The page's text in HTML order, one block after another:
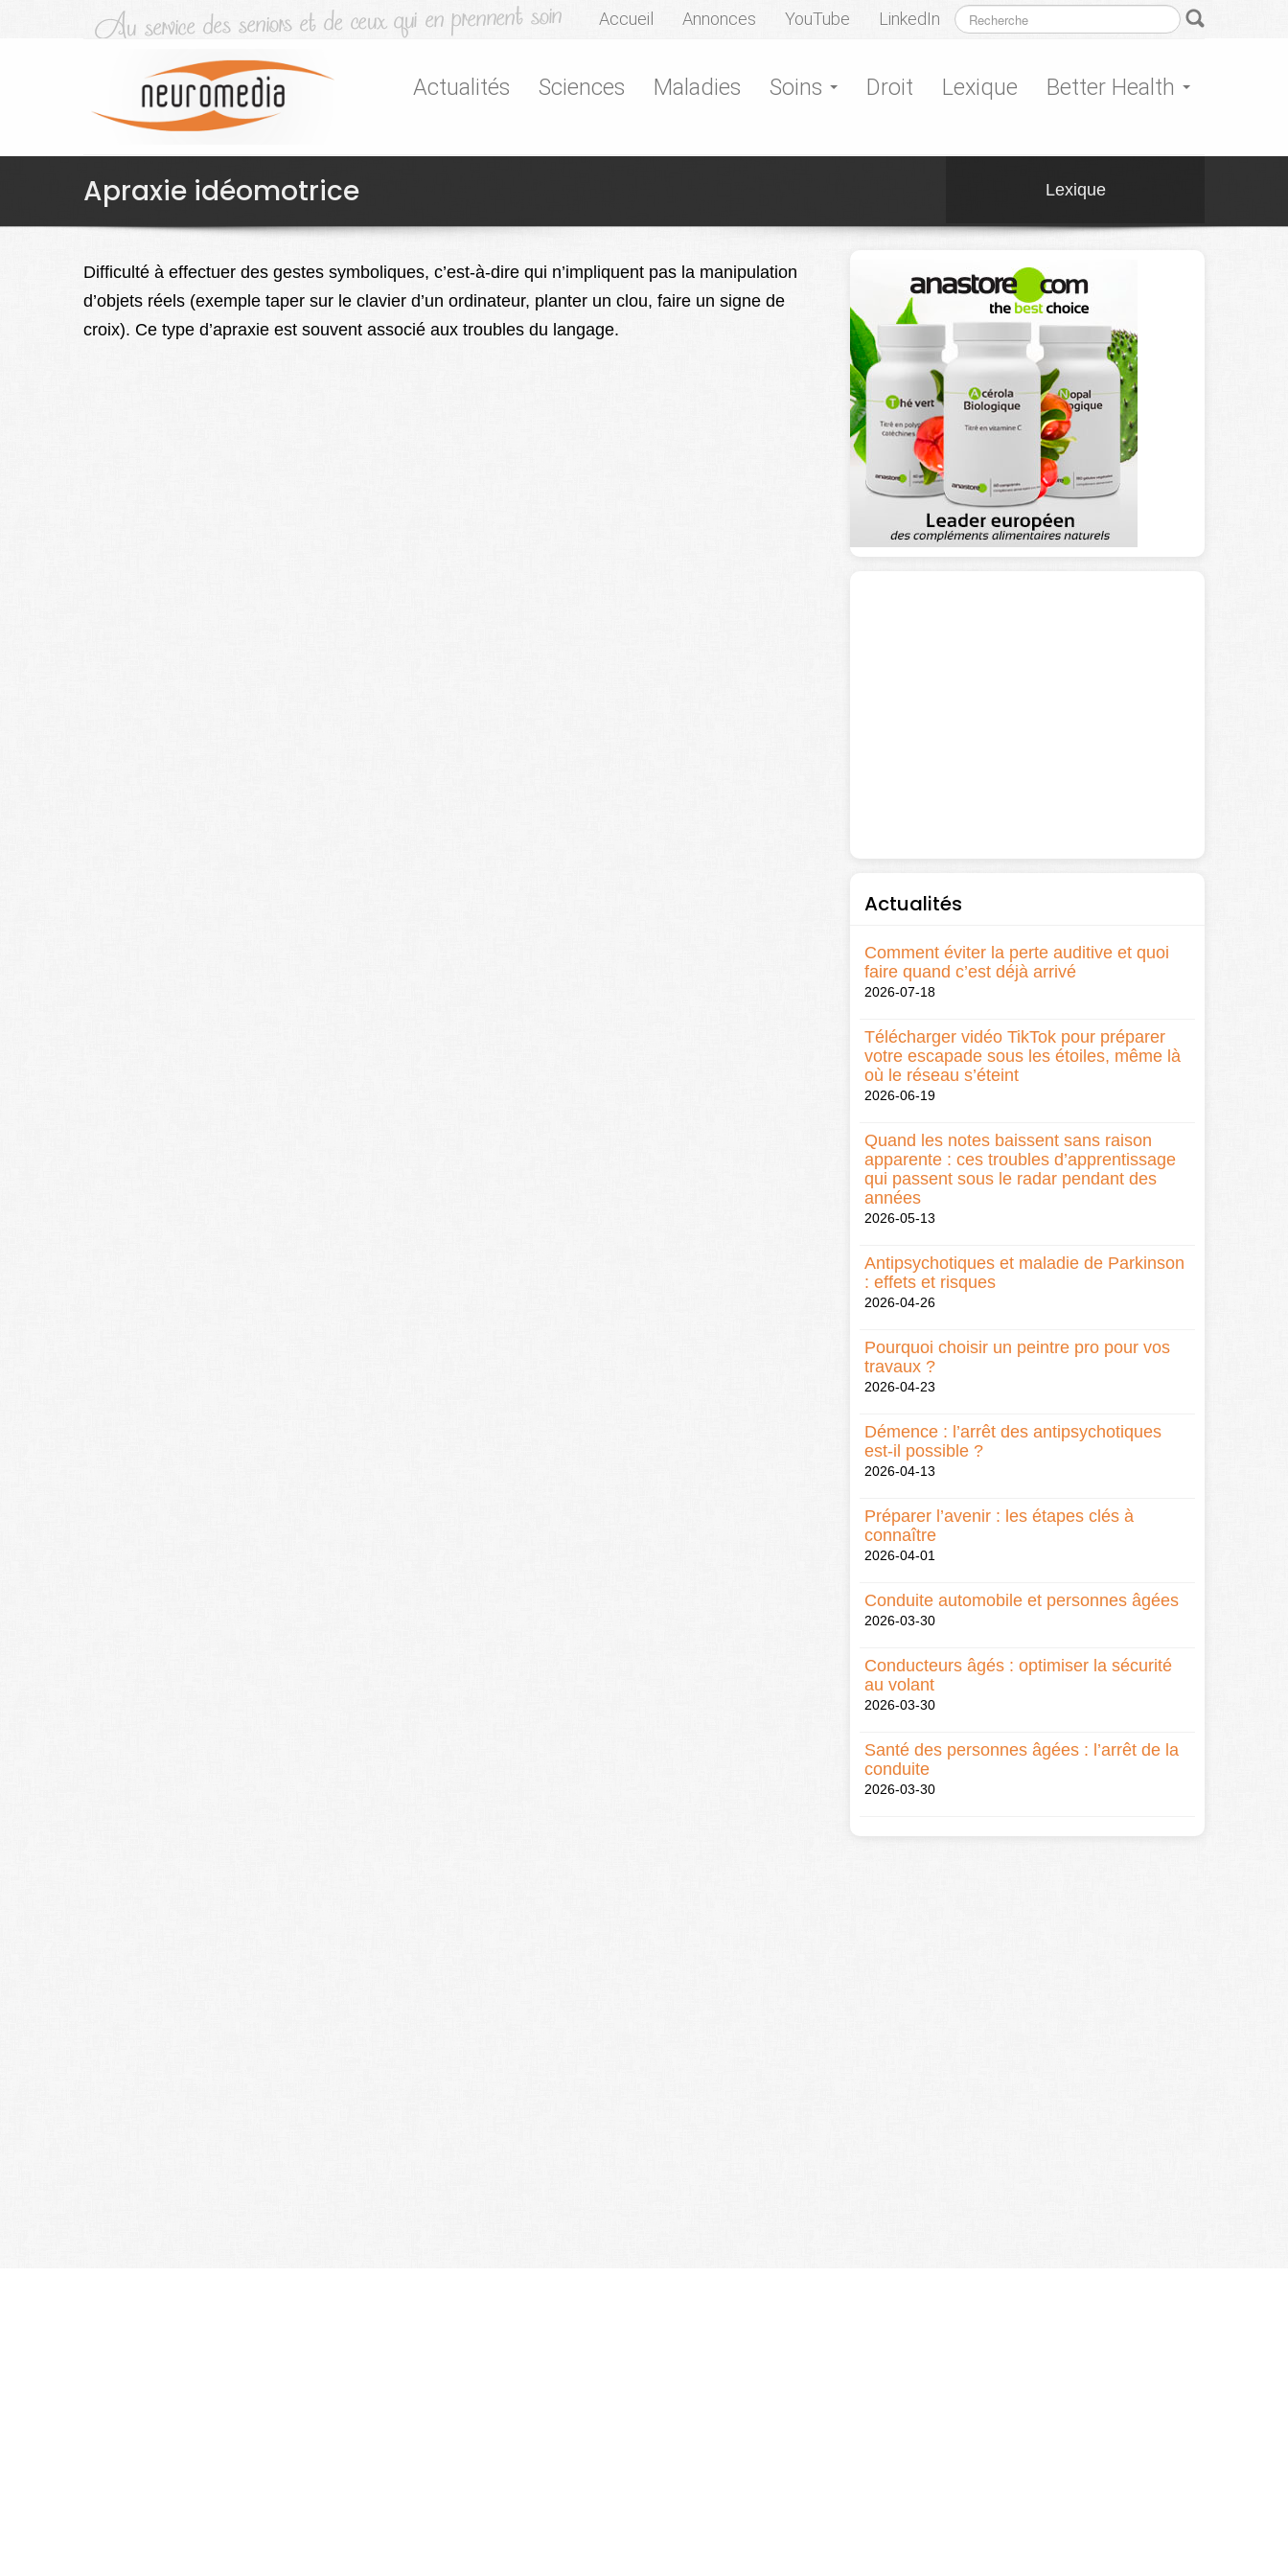
Accueil Annonces YouTube LinkedIn
Actualités Sciences Maladies Soins Droit Lexique Better Health
Apraxie idéomotrice Lexique
Difficulté à effectuer des gestes symboliques, c’est-à-dire qui n’impliquent pas la manipulation
d’objets réels (exemple taper sur le clavier d’un ordinateur, planter un clou, faire un signe de
croix). Ce type d’apraxie est souvent associé aux troubles du langage.
Actualités
Comment éviter la perte auditive et quoi
faire quand c’est déjà arrivé
2026-07-18
Télécharger vidéo TikTok pour préparer
votre escapade sous les étoiles, même là
où le réseau s’éteint
2026-06-19
Quand les notes baissent sans raison
apparente : ces troubles d’apprentissage
qui passent sous le radar pendant des
années
2026-05-13
Antipsychotiques et maladie de Parkinson
: effets et risques
2026-04-26
Pourquoi choisir un peintre pro pour vos
travaux ?
2026-04-23
Démence : l’arrêt des antipsychotiques
est-il possible ?
2026-04-13
Préparer l’avenir : les étapes clés à
connaître
2026-04-01
Conduite automobile et personnes âgées
2026-03-30
Conducteurs âgés : optimiser la sécurité
au volant
2026-03-30
Santé des personnes âgées : l’arrêt de la
conduite
2026-03-30